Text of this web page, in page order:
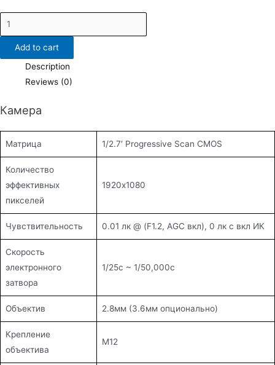
DS-
T213(B)
quantityAdd to cart
Description
Reviews (0)
Камера
Матрица 1/2.7′ Progressive Scan CMOS
Количество
эффективных
пикселей
1920х1080
Чувствительность 0.01 лк @ (F1.2, AGC вкл), 0 лк с вкл ИК
Скорость
электронного
затвора
1/25с ~ 1/50,000с
Объектив 2.8мм (3.6мм опционально)
Крепление
объектива
М12